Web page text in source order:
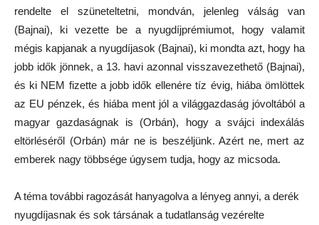
rendelte el szüneteltetni, mondván, jelenleg válság van
(Bajnai), ki vezette be a nyugdíjprémiumot, hogy valamit
mégis kapjanak a nyugdíjasok (Bajnai), ki mondta azt, hogy ha
jobb idők jönnek, a 13. havi azonnal visszavezethető (Bajnai),
és ki NEM fizette a jobb idők ellenére tíz évig, hiába ömlöttek
az EU pénzek, és hiába ment jól a világgazdaság jóvoltából a
magyar gazdaságnak is (Orbán), hogy a svájci indexálás
eltörléséről (Orbán) már ne is beszéljünk. Azért ne, mert az
emberek nagy többsége úgysem tudja, hogy az micsoda.
A téma további ragozását hanyagolva a lényeg annyi, a derék
nyugdíjasnak és sok társának a tudatlanság vezérelte